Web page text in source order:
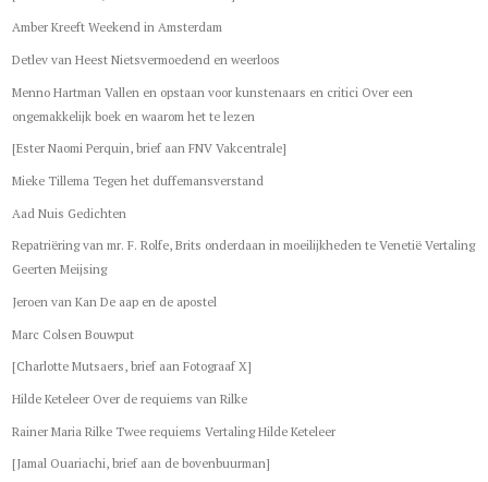
Amber Kreeft Weekend in Amsterdam
Detlev van Heest Nietsvermoedend en weerloos
Menno Hartman Vallen en opstaan voor kunstenaars en critici Over een
ongemakkelijk boek en waarom het te lezen
[Ester Naomi Perquin, brief aan FNV Vakcentrale]
Mieke Tillema Tegen het duffemansverstand
Aad Nuis Gedichten
Repatriëring van mr. F. Rolfe, Brits onderdaan in moeilijkheden te Venetië Vertaling
Geerten Meijsing
Jeroen van Kan De aap en de apostel
Marc Colsen Bouwput
[Charlotte Mutsaers, brief aan Fotograaf X]
Hilde Keteleer Over de requiems van Rilke
Rainer Maria Rilke Twee requiems Vertaling Hilde Keteleer
[Jamal Ouariachi, brief aan de bovenbuurman]